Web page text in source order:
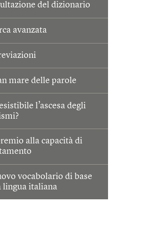
del dizionario
avanzata
mare delle parole
l’ascesa degli
alla capacità di
vocabolario di base
lingua italiana